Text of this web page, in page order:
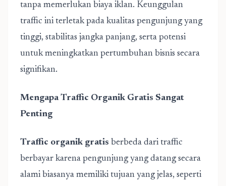
tanpa memerlukan biaya iklan. Keunggulan
traffic ini terletak pada kualitas pengunjung yang
tinggi, stabilitas jangka panjang, serta potensi
untuk meningkatkan pertumbuhan bisnis secara
signifikan.
Mengapa Traffic Organik Gratis Sangat
Penting
Traffic organik gratis berbeda dari traffic
berbayar karena pengunjung yang datang secara
alami biasanya memiliki tujuan yang jelas, seperti